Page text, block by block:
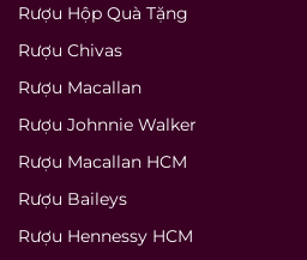
Rượu Hộp Quà Tặng
Rượu Chivas
Rượu Macallan
Rượu Johnnie Walker
Rượu Macallan HCM
Rượu Baileys
Rượu Hennessy HCM